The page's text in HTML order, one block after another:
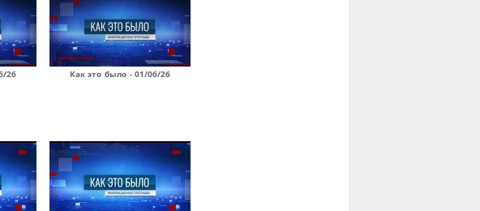
26 Как это было - 01/06/26